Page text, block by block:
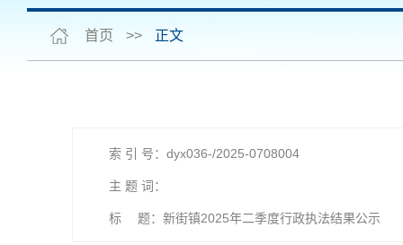
首页 >> 正文
索 引 号：dyx036-/2025-0708004
主 题 词：
标 题：新街镇2025年二季度行政执法结果公示